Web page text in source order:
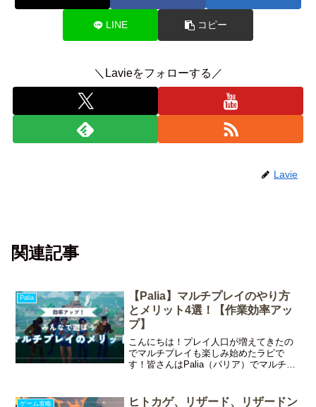
LINE コピー
＼Lavieをフォローする／
Lavie
関連記事
Palia
【Palia】マルチプレイのやり方
とメリット4選！【作業効率アッ
プ】
こんにちは！プレイ人口が増えてきたの
でマルチプレイも楽しみ始めたラビで
す！皆さんはPalia（パリア）でマルチプ
フレンドと一緒に遊ぶのもおすすめです
ゲーム攻略 ヒトカゲ、リザード、リザードン